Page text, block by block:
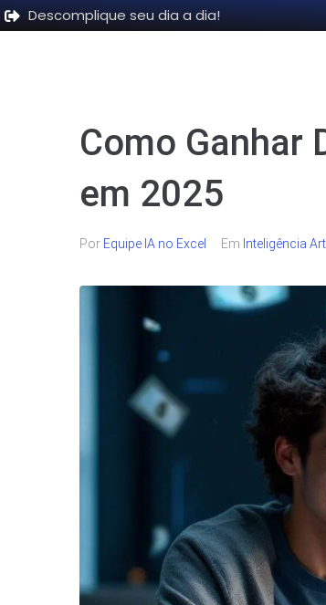
Descomplique seu dia a dia!
Como Ganhar
em 2025
Por Equipe IA no Excel Em Inteligência